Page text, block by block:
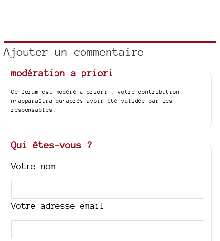
Ajouter un commentaire
modération a priori
Ce forum est modéré a priori : votre contribution
n’apparaîtra qu’après avoir été validée par les
responsables.
Qui êtes-vous ?
Votre nom
Votre adresse email